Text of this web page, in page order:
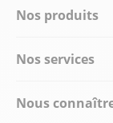
Nos produits
Nos services
Nous